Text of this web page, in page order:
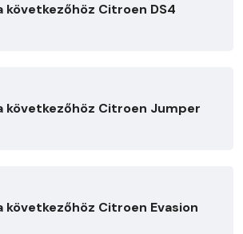
következőhöz Citroen DS4
következőhöz Citroen Jumper
következőhöz Citroen Evasion